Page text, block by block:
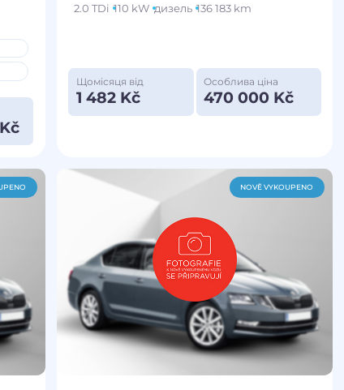
2.0 TDi 110 kW дизель 136 183 km
Щомісяця від
1 482 Kč
Особлива ціна
470 000 Kč
NOVĚ VYKOUPENO